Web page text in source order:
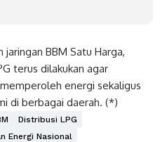
BBM Satu Harga,
terus dilakukan agar
energi sekaligus
di berbagai daerah. (*)
Distribusi LPG
Energi Nasional